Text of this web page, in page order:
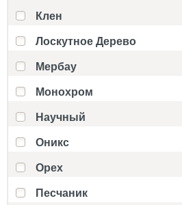
Клен
Лоскутное Дерево
Мербау
Монохром
Научный
Оникс
Орех
Песчаник